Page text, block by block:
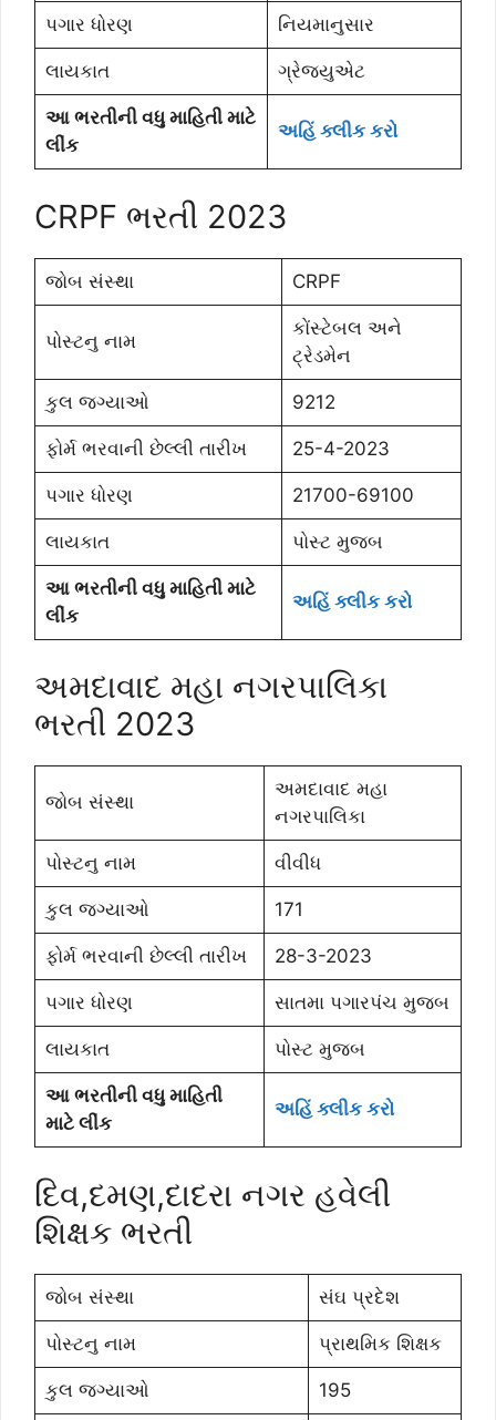
પગાર ધોરણ નિયમાનુસાર
લાયકાત ગ્રેજયુએટ
આ ભરતીની વધુ માહિતી માટે
લીંક
અહિં ક્લીક કરો
CRPF ભરતી 2023
જોબ સંસ્થા CRPF
પોસ્ટનુ નામ
કોંસ્ટેબલ અને
ટ્રેડમેન
કુલ જગ્યાઓ 9212
ફોર્મ ભરવાની છેલ્લી તારીખ 25-4-2023
પગાર ધોરણ 21700-69100
લાયકાત પોસ્ટ મુજબ
આ ભરતીની વધુ માહિતી માટે
લીંક
અહિં ક્લીક કરો
અમદાવાદ મહા નગરપાલિકા
ભરતી 2023
જોબ સંસ્થા
અમદાવાદ મહા
નગરપાલિકા
પોસ્ટનુ નામ વીવીધ
કુલ જગ્યાઓ 171
ફોર્મ ભરવાની છેલ્લી તારીખ 28-3-2023
પગાર ધોરણ સાતમા પગારપંચ મુજબ
લાયકાત પોસ્ટ મુજબ
આ ભરતીની વધુ માહિતી
માટે લીંક
અહિં ક્લીક કરો
દિવ,દમણ,દાદરા નગર હવેલી
શિક્ષક ભરતી
જોબ સંસ્થા સંઘ પ્રદેશ
પોસ્ટનુ નામ પ્રાથમિક શિક્ષક
કુલ જગ્યાઓ 195